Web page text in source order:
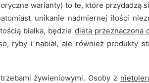
masy ciała.
warianty) to te, które przydadzą
unikanie nadmiernej ilości
białka, będzie dieta przeznaczona
ryby i nabiał, ale również produkty
żywieniowymi. Osoby z